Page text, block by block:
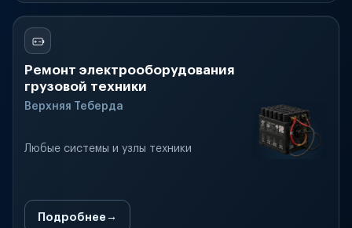
Ремонт электрооборудования
грузовой техники
Верхняя Теберда
Любые системы и узлы техники
Подробнее